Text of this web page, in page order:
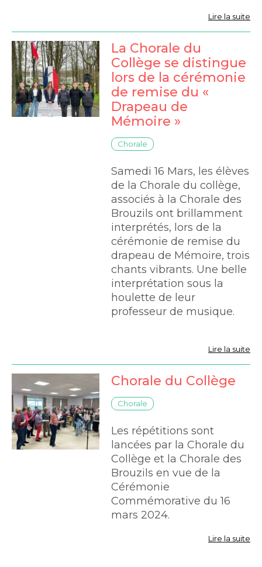
Lire la suite
La Chorale du
Collège se distingue
lors de la cérémonie
de remise du «
Drapeau de
Mémoire »
Chorale
Samedi 16 Mars, les élèves
de la Chorale du collège,
associés à la Chorale des
Brouzils ont brillamment
interprétés, lors de la
cérémonie de remise du
drapeau de Mémoire, trois
chants vibrants. Une belle
interprétation sous la
houlette de leur
professeur de musique.
Lire la suite
Chorale du Collège
Chorale
Les répétitions sont
lancées par la Chorale du
Collège et la Chorale des
Brouzils en vue de la
Cérémonie
Commémorative du 16
mars 2024.
Lire la suite